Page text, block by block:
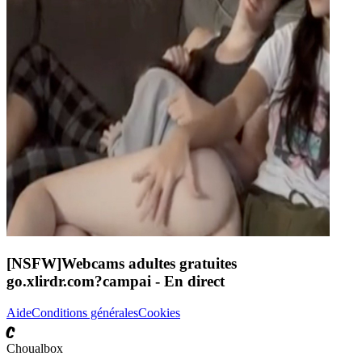
[NSFW]Webcams adultes gratuites
go.xlirdr.com?campai - En direct
AideConditions généralesCookies
C
Choualbox